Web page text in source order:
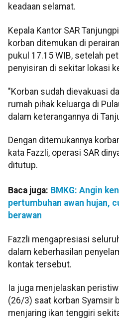
keadaan selamat.
Kepala Kantor SAR
korban ditemukan di
pukul 17.15 WIB, setelah
penyisiran di sekitar lokasi
"Korban sudah dievakuasi
rumah pihak keluarga di
dalam keterangannya di
Dengan ditemukannya
kata Fazzli, operasi SAR
ditutup.
Baca juga: BMKG: Angin
pertumbuhan awan hujan,
berawan
Fazzli mengapresiasi
dalam keberhasilan
kontak tersebut.
Ia juga menjelaskan
(26/3) saat korban Syamsir
menjaring ikan tenggiri